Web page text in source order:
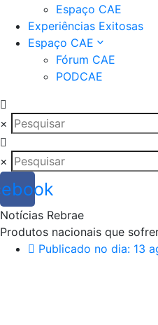
Espaço CAE
Experiências Exitosas
Espaço CAE
Fórum CAE
PODCAE
×
×
Notícias Rebrae
Produtos nacionais que
Publicado no dia: 13